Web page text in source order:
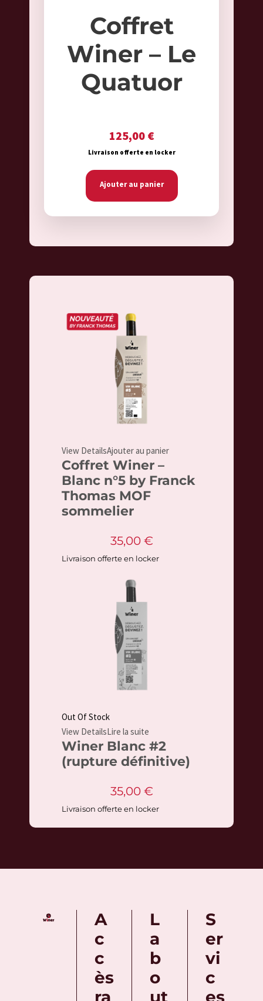
Coffret
Winer – Le
Quatuor
125,00 €
Livraison offerte en locker
Ajouter au panier
View DetailsAjouter au panier
Coffret Winer –
Blanc n°5 by Franck
Thomas MOF
sommelier
35,00 €
Livraison offerte en locker
Out Of Stock
View DetailsLire la suite
Winer Blanc #2
(rupture définitive)
35,00 €
Livraison offerte en locker
A
c
c
ès
ra
L
a
b
o
ut
S
er
vi
c
es